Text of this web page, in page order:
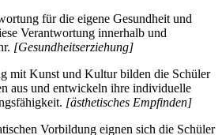
für die eigene Gesundheit und
Verantwortung innerhalb und
[Gesundheitserziehung]
mit Kunst und Kultur bilden die Schüler
aus und entwickeln ihre individuelle
[ästhetisches Empfinden]
Vorbildung eignen sich die Schüler